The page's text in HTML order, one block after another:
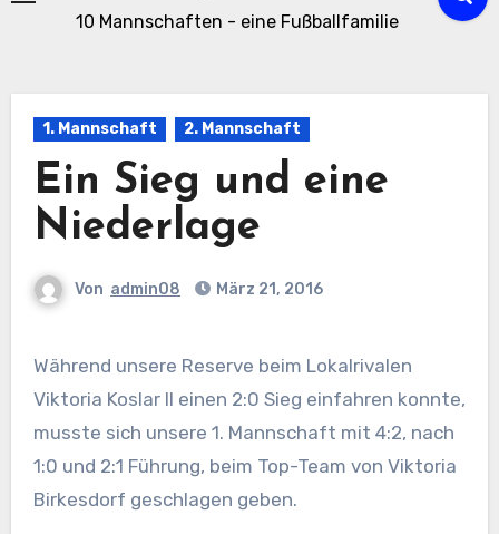
10 Mannschaften - eine Fußballfamilie
1. Mannschaft 2. Mannschaft
Ein Sieg und eine
Niederlage
Von admin08 März 21, 2016
Während unsere Reserve beim Lokalrivalen
Viktoria Koslar II einen 2:0 Sieg einfahren konnte,
musste sich unsere 1. Mannschaft mit 4:2, nach
1:0 und 2:1 Führung, beim Top-Team von Viktoria
Birkesdorf geschlagen geben.